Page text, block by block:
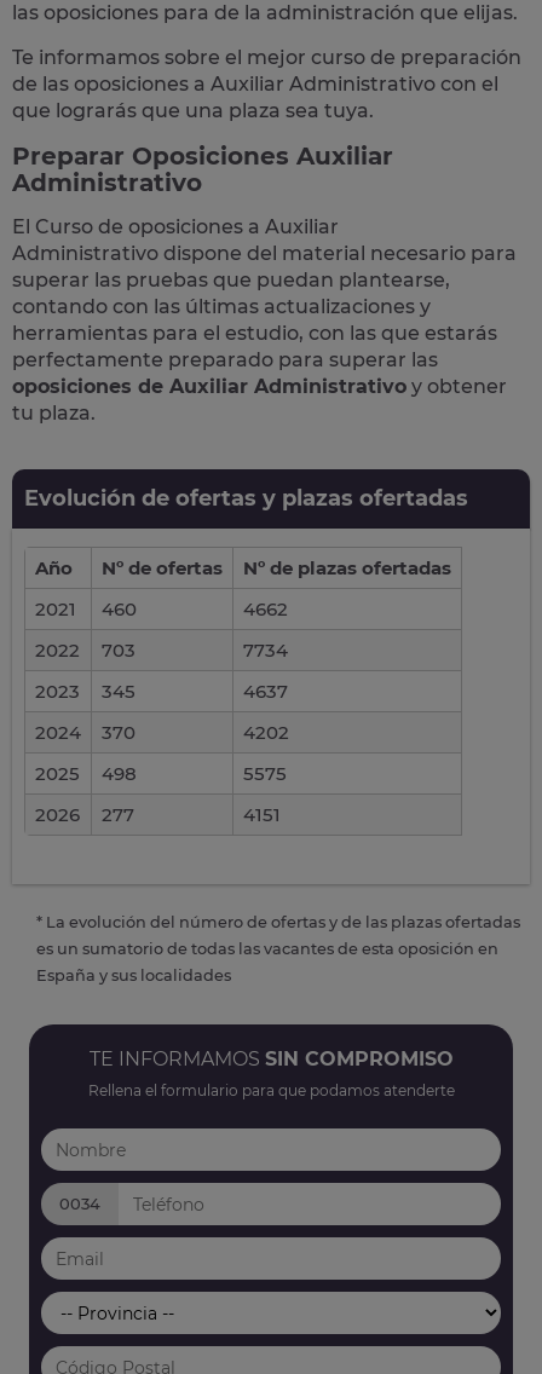
las oposiciones para de la administración que elijas.
Te informamos sobre el mejor curso de preparación
de las oposiciones a Auxiliar Administrativo con el
que lograrás que una plaza sea tuya.
Preparar Oposiciones Auxiliar
Administrativo
El Curso de oposiciones a Auxiliar
Administrativo dispone del material necesario para
superar las pruebas que puedan plantearse,
contando con las últimas actualizaciones y
herramientas para el estudio, con las que estarás
perfectamente preparado para superar las
oposiciones de Auxiliar Administrativo y obtener
tu plaza.
Evolución de ofertas y plazas ofertadas
Año Nº de ofertas
Nº de plazas ofertadas
2021
460
4662
2022
703
7734
2023
345
4637
2024
370
4202
2025
498
5575
2026
277 4151
* La evolución del número de ofertas y de las plazas ofertadas
es un sumatorio de todas las vacantes de esta oposición en
España y sus localidades
TE INFORMAMOS SIN COMPROMISO
Rellena el formulario para que podamos atenderte
0034